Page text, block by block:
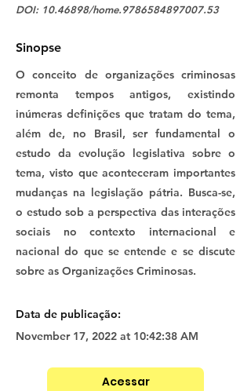
DOI: 10.46898/home.9786584897007.53
Sinopse
O conceito de organizações criminosas
remonta tempos antigos, existindo
inúmeras definições que tratam do tema,
além de, no Brasil, ser fundamental o
estudo da evolução legislativa sobre o
tema, visto que aconteceram importantes
mudanças na legislação pátria. Busca-se,
o estudo sob a perspectiva das interações
sociais no contexto internacional e
nacional do que se entende e se discute
sobre as Organizações Criminosas.
Data de publicação:
November 17, 2022 at 10:42:38 AM
Acessar